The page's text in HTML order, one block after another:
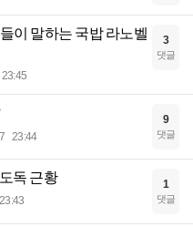
이 말하는 국밥 라노벨
23:45
3
댓글
23:44
9
댓글
독 근황
23:43
1
댓글